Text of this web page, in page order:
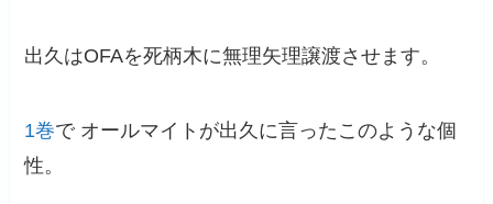
出久はOFAを死柄木に無理矢理譲渡させます。
1巻で オールマイトが出久に言ったこのような個
性。